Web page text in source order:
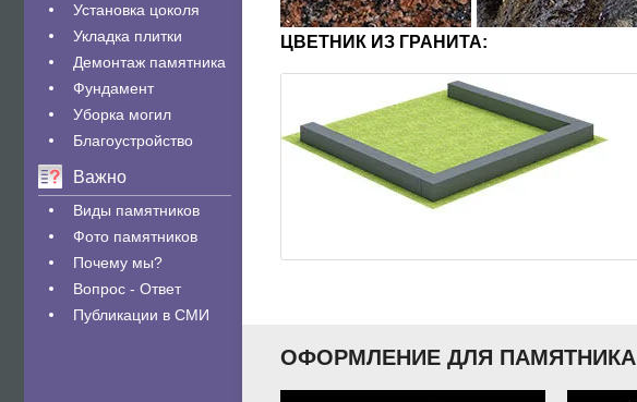
Установка цоколя
Укладка плитки
Демонтаж памятника
Фундамент
Уборка могил
Благоустройство
Важно
Виды памятников
Фото памятников
Почему мы?
Вопрос - Ответ
Публикации в СМИ
ЦВЕТНИК ИЗ ГРАНИТА:
ОФОРМЛЕНИЕ ДЛЯ ПАМЯТНИКА